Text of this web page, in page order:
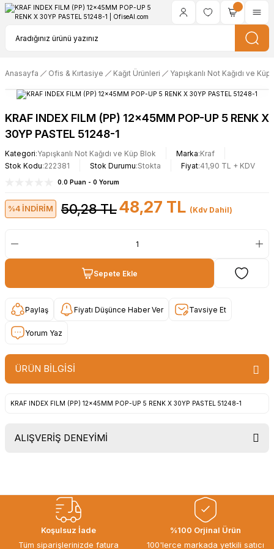
Anasayfa Ofis & Kırtasiye Kağıt Ürünleri Yapışkanlı Not Kağıdı ve
KRAF INDEX FILM (PP) 12x45MM POP-UP 5 RENK X
30YP PASTEL 51248-1
Kategori Yapışkanlı Not Kağıdı ve Küp Blok Marka Kraf
Stok Kodu 222381 Stok Durumu Stokta Fiyat 41,90 TL + KDV
0.0 Puan - 0 Yorum
%4 İNDİRİM 50,28 TL48,27 TL (Kdv Dahil)
Sepete Ekle
Paylaş Fiyatı Düşünce Haber Ver Tavsiye Et
Yorum Yaz
ÜRÜN BİLGİSİ
KRAF INDEX FILM (PP) 12x45MM POP-UP 5 RENK X 30YP PASTEL 51248-1
ALIŞVERİŞ DENEYİMİ
gorusmek uzere, hayirli ve bol
kazanclar dilerim.
İbrahim Ertuğrul ARSLANOĞLU |
Koşulsuz İade
Tüm siparişlerinizde fatura
%100 Orjinal Ürün
100'lerce markada yetkili satıcı